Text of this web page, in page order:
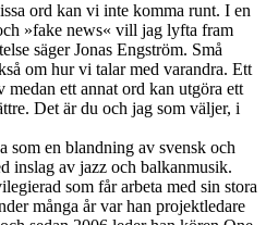
ord kan vi inte komma runt. I en
»fake news« vill jag lyfta fram
säger Jonas Engström. Små
om hur vi talar med varandra. Ett
ett annat ord kan utgöra ett
Det är du och jag som väljer, i
som en blandning av svensk och
inslag av jazz och balkanmusik.
som får arbeta med sin stora
många år var han projektledare